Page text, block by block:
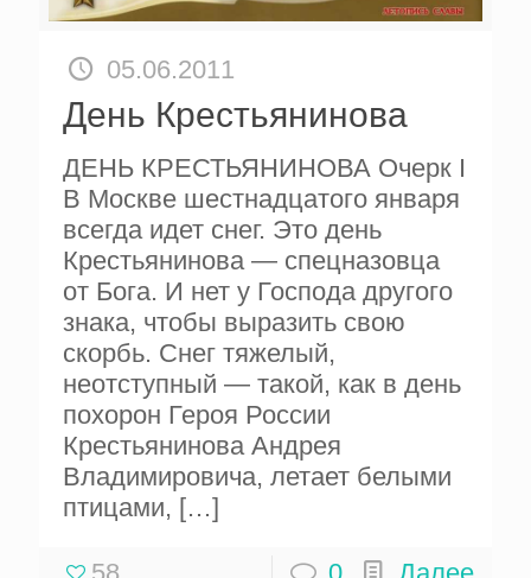
05.06.2011
День Крестьянинова
ДЕНЬ КРЕСТЬЯНИНОВА Очерк I
В Москве шестнадцатого января
всегда идет снег. Это день
Крестьянинова — спецназовца
от Бога. И нет у Господа другого
знака, чтобы выразить свою
скорбь. Снег тяжелый,
неотступный — такой, как в день
похорон Героя России
Крестьянинова Андрея
Владимировича, летает белыми
птицами, […]